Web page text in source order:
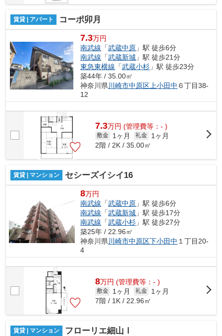
賃貸 | アパート コーポ卯月
7.3万円
南武線 「武蔵中原 」駅 徒歩6分
南武線 「武蔵新城 」駅 徒歩21分
東急東横線 「武蔵小杉 」駅 徒歩23分
築44年 / 35.00㎡
神奈川県川崎市中原区上小田中 ６丁目38-
12
7.3万円 (管理費等：- )
敷金 1ヶ月 礼金
1ヶ月
2階 / 2K / 35.00㎡
賃貸 | マンション セシーズイシイ16
8万円
南武線 「武蔵中原 」駅 徒歩6分
南武線 「武蔵新城 」駅 徒歩17分
南武線 「武蔵小杉 」駅 徒歩27分
築25年 / 22.96㎡
神奈川県 川崎市中原区下小田中 １丁目20-
4
8万円 (管理費等：- )
敷金 1ヶ月 礼金
1ヶ月
7階 / 1K / 22.96㎡
賃貸 | マンション フローリエ細山Ⅰ